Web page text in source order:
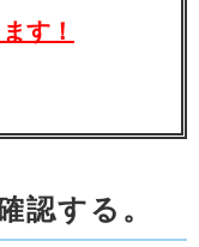
す！
認する。